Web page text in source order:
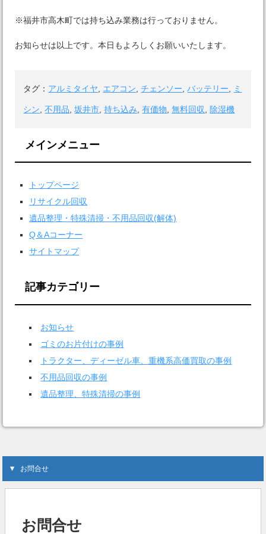
※福井市高木町では持ち込み業務は行っておりません。
お知らせは以上です。本日もよろしくお願いいたします。
タグ： アルミタイヤ エアコン ,チェンソー ,バッテリー ミ
シン ,不用品 ,坂井市 ,持ち込み ,有価物 ,無料回収 除湿機
メインメニュー
トップページ
リサイクル回収
遺品整理・特殊清掃・不用品回収(解体)
Q＆Aコーナー
サイトマップ
記事カテゴリー
お知らせ
ゴミのお片付けの事例
トラクター、ディーゼル車、重機系高価買取の事例
不用品回収の事例
遺品整理、特殊清掃の事例
お問合せ
お問合せ